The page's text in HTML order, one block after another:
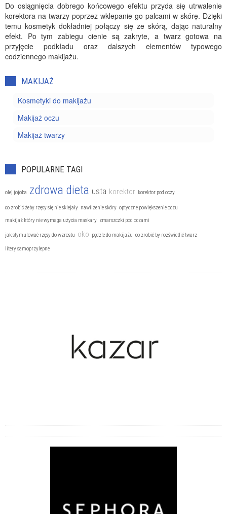
Do osiągnięcia dobrego końcowego efektu przyda się utrwalenie
korektora na twarzy poprzez wklepanie go palcami w skórę. Dzięki
temu kosmetyk dokładniej połączy się ze skórą, dając naturalny
efekt. Po tym zabiegu cienie są zakryte, a twarz gotowa na
przyjęcie podkładu oraz dalszych elementów typowego
codziennego makijażu.
MAKIJAŻ
Kosmetyki do makijażu
Makijaż oczu
Makijaż twarzy
POPULARNE TAGI
olej jojoba zdrowa dieta usta korektor korektor pod oczy
co zrobić żeby rzęsy się nie sklejały nawilżenie skóry optyczne powiększenie oczu
makijaż który nie wymaga użycia maskary zmarszczki pod oczami
jak stymulować rzęsy do wzrostu oko pędzle do makijażu co zrobić by rozświetlić twarz
litery samoprzylepne